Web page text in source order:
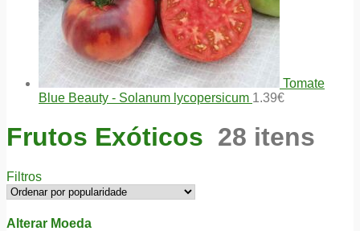
Tomate
Blue Beauty - Solanum lycopersicum 1.39€
Frutos Exóticos 28 itens
Filtros
Alterar Moeda